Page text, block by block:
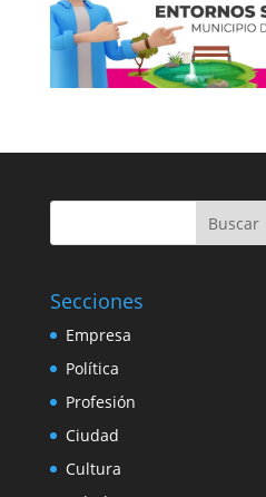
Buscar
Secciones
Empresa
Política
Profesión
Ciudad
Cultura